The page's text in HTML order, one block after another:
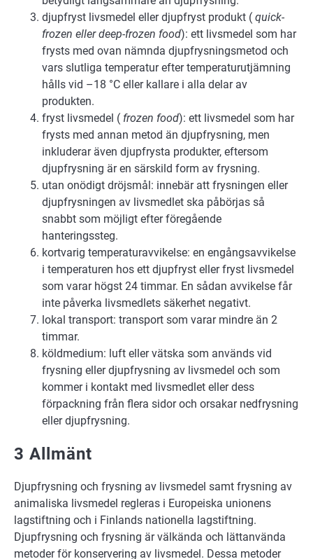
djupfryst livsmedel eller djupfryst produkt ( quick-
frozen eller deep-frozen food): ett livsmedel som har
frysts med ovan nämnda djupfrysningsmetod och
vars slutliga temperatur efter temperaturutjämning
hålls vid –18 °C eller kallare i alla delar av
produkten.
fryst livsmedel ( frozen food): ett livsmedel som har
frysts med annan metod än djupfrysning, men
inkluderar även djupfrysta produkter, eftersom
djupfrysning är en särskild form av frysning.
utan onödigt dröjsmål: innebär att frysningen eller
djupfrysningen av livsmedlet ska påbörjas så
snabbt som möjligt efter föregående
hanteringssteg.
kortvarig temperaturavvikelse: en engångsavvikelse
i temperaturen hos ett djupfryst eller fryst livsmedel
som varar högst 24 timmar. En sådan avvikelse får
inte påverka livsmedlets säkerhet negativt.
lokal transport: transport som varar mindre än 2
timmar.
köldmedium: luft eller vätska som används vid
frysning eller djupfrysning av livsmedel och som
kommer i kontakt med livsmedlet eller dess
förpackning från flera sidor och orsakar nedfrysning
eller djupfrysning.
3 Allmänt
Djupfrysning och frysning av livsmedel samt frysning av
animaliska livsmedel regleras i Europeiska unionens
lagstiftning och i Finlands nationella lagstiftning.
Djupfrysning och frysning är välkända och lättanvända
metoder för konservering av livsmedel. Dessa metoder